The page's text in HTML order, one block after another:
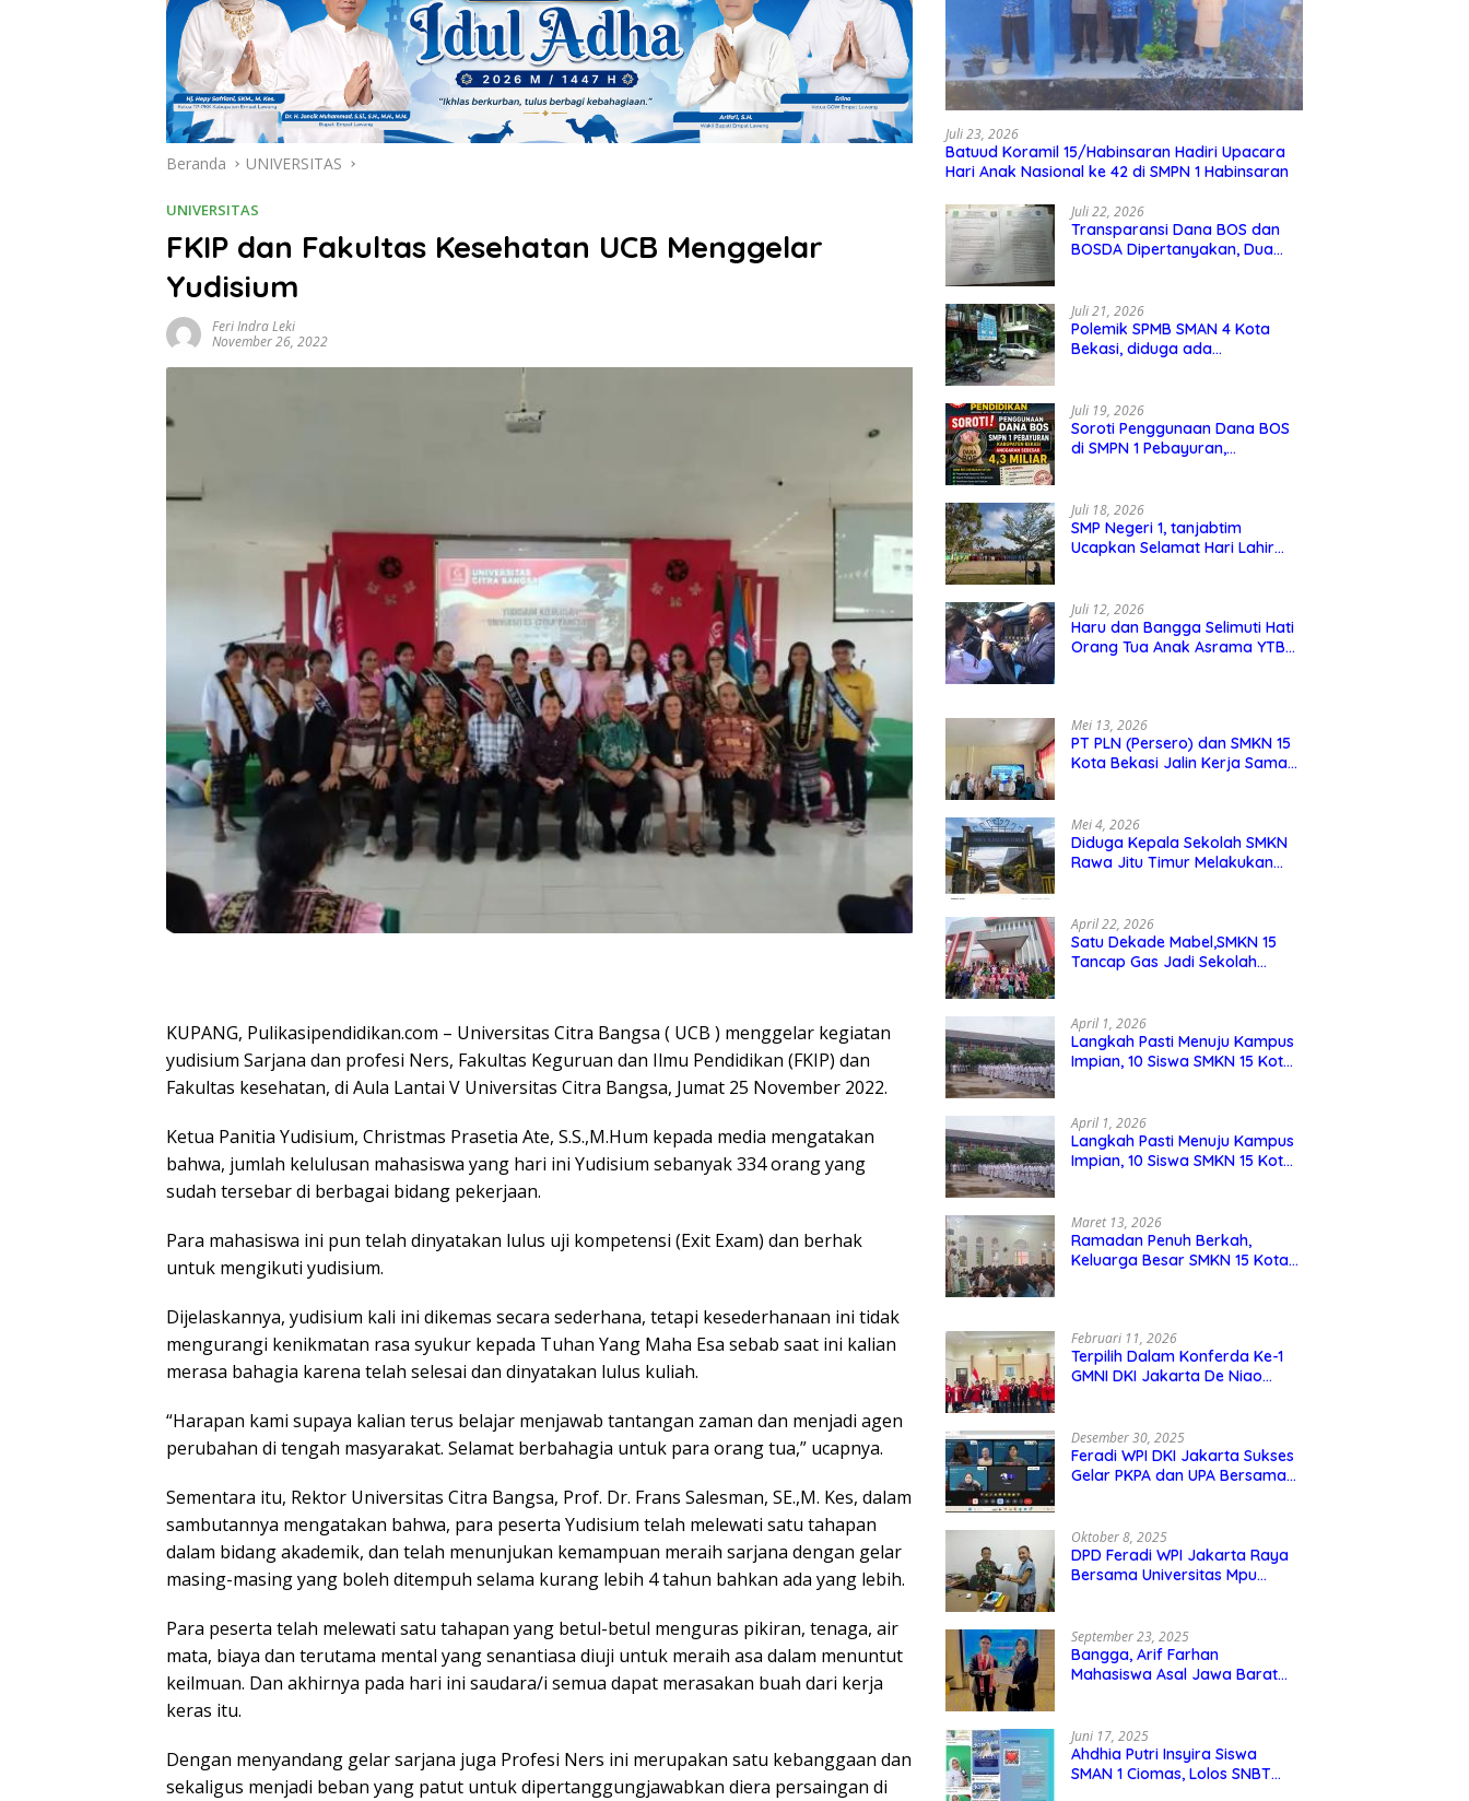
Beranda UNIVERSITAS
UNIVERSITAS
FKIP dan Fakultas Kesehatan UCB Menggelar
Yudisium
Feri Indra Leki
November 26, 2022
KUPANG, Pulikasipendidikan.com – Universitas Citra Bangsa ( UCB ) menggelar kegiatan
yudisium Sarjana dan profesi Ners, Fakultas Keguruan dan Ilmu Pendidikan (FKIP) dan
Fakultas kesehatan, di Aula Lantai V Universitas Citra Bangsa, Jumat 25 November 2022.
Ketua Panitia Yudisium, Christmas Prasetia Ate, S.S.,M.Hum kepada media mengatakan
bahwa, jumlah kelulusan mahasiswa yang hari ini Yudisium sebanyak 334 orang yang
sudah tersebar di berbagai bidang pekerjaan.
Para mahasiswa ini pun telah dinyatakan lulus uji kompetensi (Exit Exam) dan berhak
untuk mengikuti yudisium.
Dijelaskannya, yudisium kali ini dikemas secara sederhana, tetapi kesederhanaan ini tidak
mengurangi kenikmatan rasa syukur kepada Tuhan Yang Maha Esa sebab saat ini kalian
merasa bahagia karena telah selesai dan dinyatakan lulus kuliah.
“Harapan kami supaya kalian terus belajar menjawab tantangan zaman dan menjadi agen
perubahan di tengah masyarakat. Selamat berbahagia untuk para orang tua,” ucapnya.
Sementara itu, Rektor Universitas Citra Bangsa, Prof. Dr. Frans Salesman, SE.,M. Kes, dalam
sambutannya mengatakan bahwa, para peserta Yudisium telah melewati satu tahapan
dalam bidang akademik, dan telah menunjukan kemampuan meraih sarjana dengan gelar
masing-masing yang boleh ditempuh selama kurang lebih 4 tahun bahkan ada yang lebih.
Para peserta telah melewati satu tahapan yang betul-betul menguras pikiran, tenaga, air
mata, biaya dan terutama mental yang senantiasa diuji untuk meraih asa dalam menuntut
keilmuan. Dan akhirnya pada hari ini saudara/i semua dapat merasakan buah dari kerja
keras itu.
Dengan menyandang gelar sarjana juga Profesi Ners ini merupakan satu kebanggaan dan
sekaligus menjadi beban yang patut untuk dipertanggungjawabkan diera persaingan di
Juli 23, 2026
Batuud Koramil 15/Habinsaran Hadiri Upacara
Hari Anak Nasional ke 42 di SMPN 1 Habinsaran
Juli 22, 2026
Transparansi Dana BOS dan
BOSDA Dipertanyakan, Dua
Informasi ke PPID Dinas
Pendidikan
Juli 21, 2026
Polemik SPMB SMAN 4 Kota
Bekasi, diduga ada
masyarakat
Juli 19, 2026
Soroti Penggunaan Dana BOS
di SMPN 1 Pebayuran,
Juli 18, 2026
SMP Negeri 1, tanjabtim
Ucapkan Selamat Hari Lahir
Juli 12, 2026
Haru dan Bangga Selimuti Hati
Orang Tua Anak Asrama YTBS
Mei 13, 2026
PT PLN (Persero) dan SMKN 15
Kota Bekasi Jalin Kerja Sama
Mei 4, 2026
Diduga Kepala Sekolah SMKN
Rawa Jitu Timur Melakukan
April 22, 2026
Satu Dekade Mabel,SMKN 15
Tancap Gas Jadi Sekolah
April 1, 2026
Langkah Pasti Menuju Kampus
Impian, 10 Siswa SMKN 15 Kota
April 1, 2026
Langkah Pasti Menuju Kampus
Impian, 10 Siswa SMKN 15 Kota
Maret 13, 2026
Ramadan Penuh Berkah,
Keluarga Besar SMKN 15 Kota
Februari 11, 2026
Terpilih Dalam Konferda Ke-1
GMNI DKI Jakarta De Niao
Desember 30, 2025
Feradi WPI DKI Jakarta Sukses
Gelar PKPA dan UPA Bersama
Oktober 8, 2025
DPD Feradi WPI Jakarta Raya
Bersama Universitas Mpu
September 23, 2025
Bangga, Arif Farhan
Mahasiswa Asal Jawa Barat
Malaysia, dan Thailand
Juni 17, 2025
Ahdhia Putri Insyira Siswa
SMAN 1 Ciomas, Lolos SNBT